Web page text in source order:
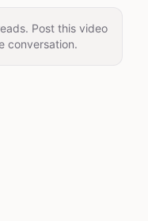
Post this video
conversation.